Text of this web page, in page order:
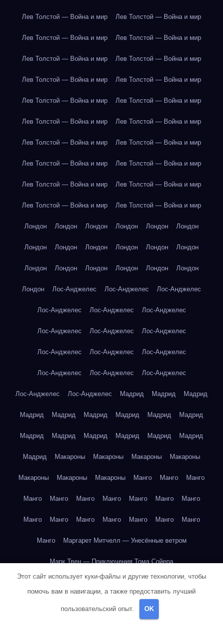
Лев Толстой — Война и мир Лев Толстой — Война и мир
Лев Толстой — Война и мир Лев Толстой — Война и мир
Лев Толстой — Война и мир Лев Толстой — Война и мир
Лев Толстой — Война и мир Лев Толстой — Война и мир
Лев Толстой — Война и мир Лев Толстой — Война и мир
Лев Толстой — Война и мир Лев Толстой — Война и мир
Лев Толстой — Война и мир Лев Толстой — Война и мир
Лев Толстой — Война и мир Лев Толстой — Война и мир
Лев Толстой — Война и мир Лев Толстой — Война и мир
Лев Толстой — Война и мир Лев Толстой — Война и мир
Лондон Лондон Лондон Лондон Лондон Лондон
Лондон Лондон Лондон Лондон Лондон Лондон
Лондон Лондон Лондон Лондон Лондон Лондон
Лондон Лос-Анджелес Лос-Анджелес Лос-Анджелес
Лос-Анджелес Лос-Анджелес Лос-Анджелес
Лос-Анджелес Лос-Анджелес Лос-Анджелес
Лос-Анджелес Лос-Анджелес Лос-Анджелес
Лос-Анджелес Лос-Анджелес Лос-Анджелес
Лос-Анджелес Лос-Анджелес Мадрид Мадрид Мадрид
Мадрид Мадрид Мадрид Мадрид Мадрид Мадрид
Мадрид Мадрид Мадрид Мадрид Мадрид Мадрид
Мадрид Макароны Макароны Макароны Макароны
Макароны Макароны Макароны Манго Манго Манго
Манго Манго Манго Манго Манго Манго Манго
Манго Манго Манго Манго Манго Манго Манго
Манго Маргарет Митчелл — Унесённые ветром
Марк Твен — Приключения Тома Сойера
Марк Твен — Приключения Тома Сойера
Этот сайт использует куки-файлы и другие технологии, чтобы
помочь вам в навигации, а также предоставить лучший
пользовательский опыт. OK